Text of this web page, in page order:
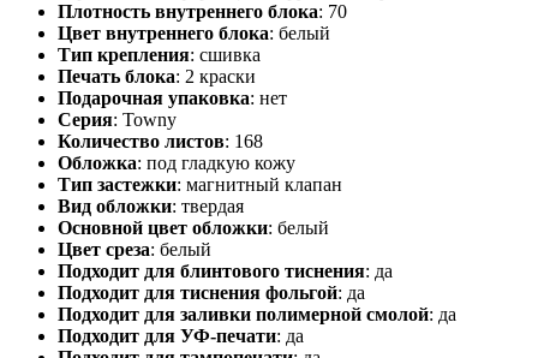
Плотность внутреннего блока: 70
Цвет внутреннего блока: белый
Тип крепления: сшивка
Печать блока: 2 краски
Подарочная упаковка: нет
Серия: Towny
Количество листов: 168
Обложка: под гладкую кожу
Тип застежки: магнитный клапан
Вид обложки: твердая
Основной цвет обложки: белый
Цвет среза: белый
Подходит для блинтового тиснения: да
Подходит для тиснения фольгой: да
Подходит для заливки полимерной смолой: да
Подходит для УФ-печати: да